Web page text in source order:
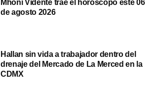
Mhoni Vidente trae el horóscopo este 06
de agosto 2026
Hallan sin vida a trabajador dentro del
drenaje del Mercado de La Merced en la
CDMX